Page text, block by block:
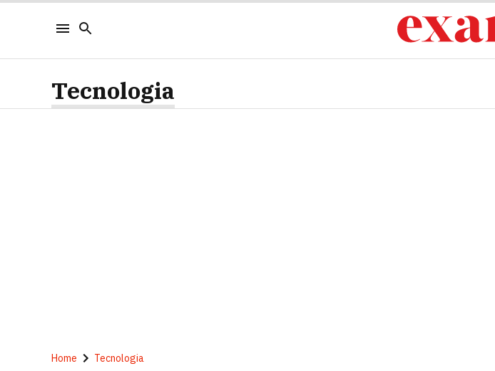
Tecnologia
Home Tecnologia